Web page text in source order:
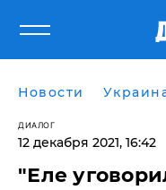
Новости
ДИАЛОГ
12 декабря 2021, 16:42
"Еле